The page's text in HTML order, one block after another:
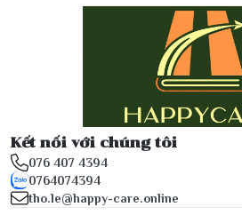
Kết nối với chúng tôi
076 407 4394
0764074394
tho.le@happy-care.online